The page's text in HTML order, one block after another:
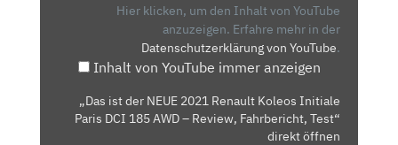
INITIALE
Hier klicken, um den Inhalt von YouTube
anzuzeigen. Erfahre mehr in der
Datenschutzerklärung von YouTube.
Inhalt von YouTube immer anzeigen
„Das ist der NEUE 2021 Renault Koleos Initiale
Paris DCI 185 AWD – Review, Fahrbericht, Test“
direkt öffnen